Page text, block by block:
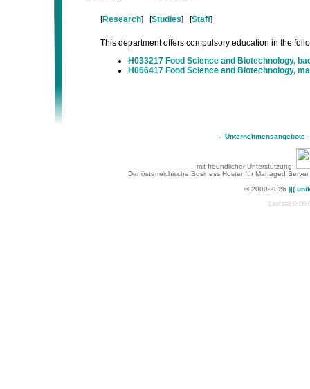
[Research] [Studies] [Staff]
This department offers compulsory education in the
H033217 Food Science and Biotechnology,
H066417 Food Science and Biotechnology,
- Unternehmensangebote
mit freundlicher Unterstützung:
Der österreichische Business Hoster für Managed
© 2000-2026 )|(